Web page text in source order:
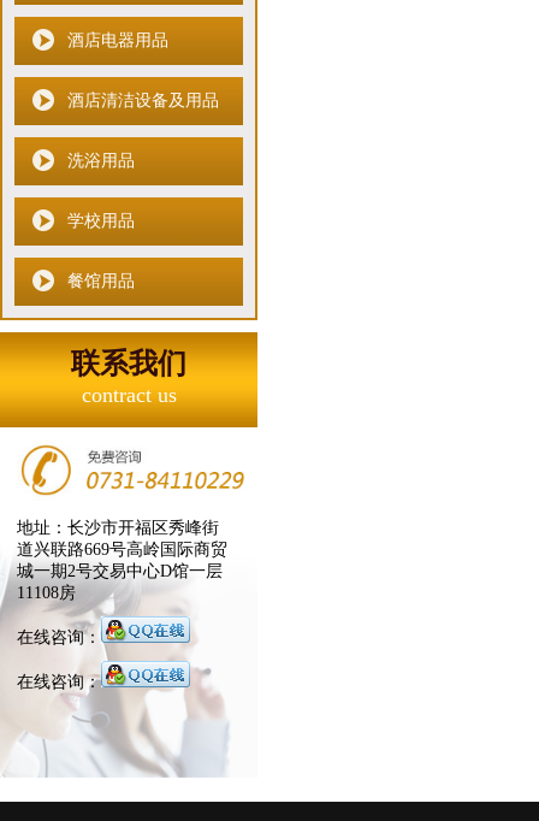
酒店电器用品
酒店清洁设备及用品
洗浴用品
学校用品
餐馆用品
联系我们
contract us
地址：长沙市开福区秀峰街
道兴联路669号高岭国际商贸
城一期2号交易中心D馆一层
11108房
在线咨询：
在线咨询：